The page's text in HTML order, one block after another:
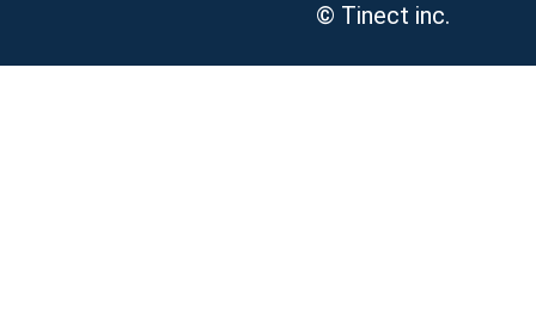
© Tinect inc.